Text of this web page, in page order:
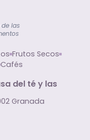
de las
Frutos Secos
Cafés
del té y las
Granada